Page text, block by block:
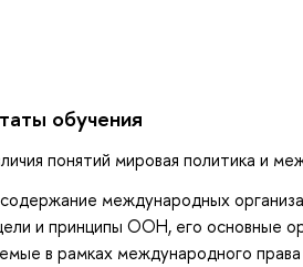
обучения
понятий мировая политика и
международных
и принципы ООН, его основные
в рамках международного